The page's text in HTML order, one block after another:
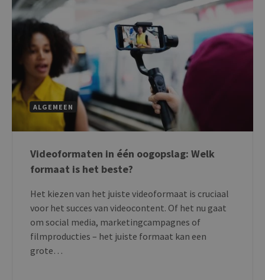
ALGEMEEN
Videoformaten in één oogopslag: Welk
formaat is het beste?
Het kiezen van het juiste videoformaat is cruciaal
voor het succes van videocontent. Of het nu gaat
om social media, marketingcampagnes of
filmproducties – het juiste formaat kan een
grote…